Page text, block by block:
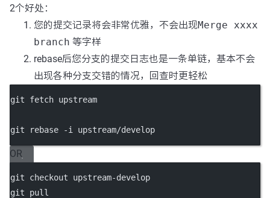
2个好处：
您的提交记录将会非常优雅，不会出现Merge xxxx
branch 等字样
rebase后您分支的提交日志也是一条单链，基本不会
出现各种分支交错的情况，回查时更轻松
git fetch upstream
git rebase -i upstream/develop
OR
git checkout upstream-develop
git pull